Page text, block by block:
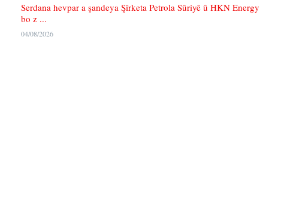
Serdana hevpar a şandeya Şîrketa Petrola Sûriyê û HKN Energy
bo z ...
04/08/2026